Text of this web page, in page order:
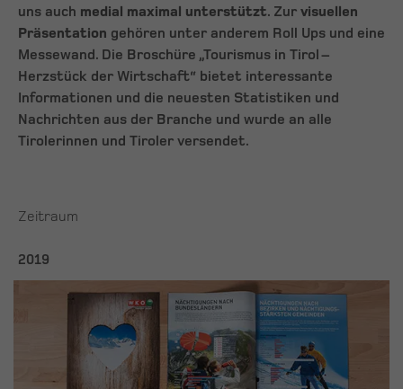
uns auch medial maximal unterstützt. Zur visuellen
Präsentation gehören unter anderem Roll Ups und eine
Messewand. Die Broschüre „Tourismus in Tirol –
Herzstück der Wirtschaft“ bietet interessante
Informationen und die neuesten Statistiken und
Nachrichten aus der Branche und wurde an alle
Tirolerinnen und Tiroler versendet.
Zeitraum
2019